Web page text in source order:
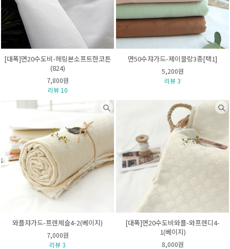
[대폭]면20수도비-헤링본소프트한코튼
(824)
7,800원
리뷰 10
면50수쟈가드-제이블랑3종[택1]
5,200원
리뷰 3
와플쟈가드-프렌체슬4-2(베이지)
7,000원
리뷰 3
[대폭]면20수도비와플-와프렌디4-
1(베이지)
8,000원